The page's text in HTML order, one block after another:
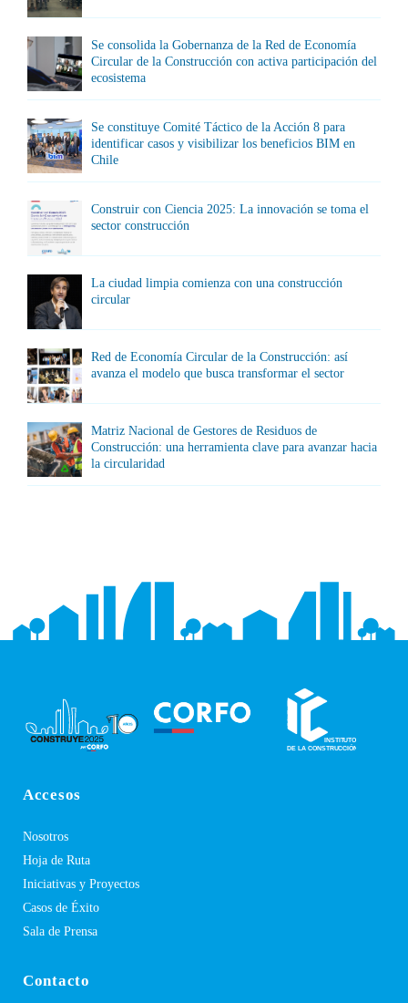
Se consolida la Gobernanza de la Red de Economía
Circular de la Construcción con activa participación del
ecosistema
Se constituye Comité Táctico de la Acción 8 para
identificar casos y visibilizar los beneficios BIM en
Chile
Construir con Ciencia 2025: La innovación se toma el
sector construcción
La ciudad limpia comienza con una construcción
circular
Red de Economía Circular de la Construcción: así
avanza el modelo que busca transformar el sector
Matriz Nacional de Gestores de Residuos de
Construcción: una herramienta clave para avanzar hacia
la circularidad
Accesos
Nosotros
Hoja de Ruta
Iniciativas y Proyectos
Casos de Éxito
Sala de Prensa
Contacto